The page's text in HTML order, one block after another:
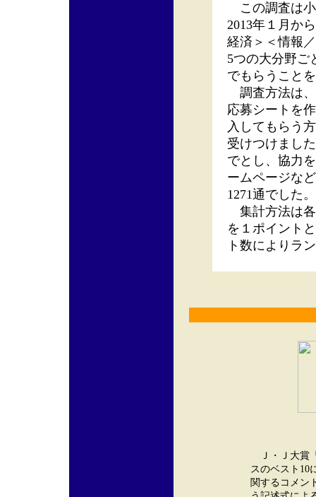
この調査は小
2013年１月か
経済＞＜情報
5つの大分野ご
でもらうこと
調査方法は、
応募シートを
入してもらう
受けつけまし
でとし、協力
ームページな
1271通でした。
集計方法は各
を１ポイント
ト数によりラ
Ｊ・Ｊ大賞
スのベスト10
関するコメン